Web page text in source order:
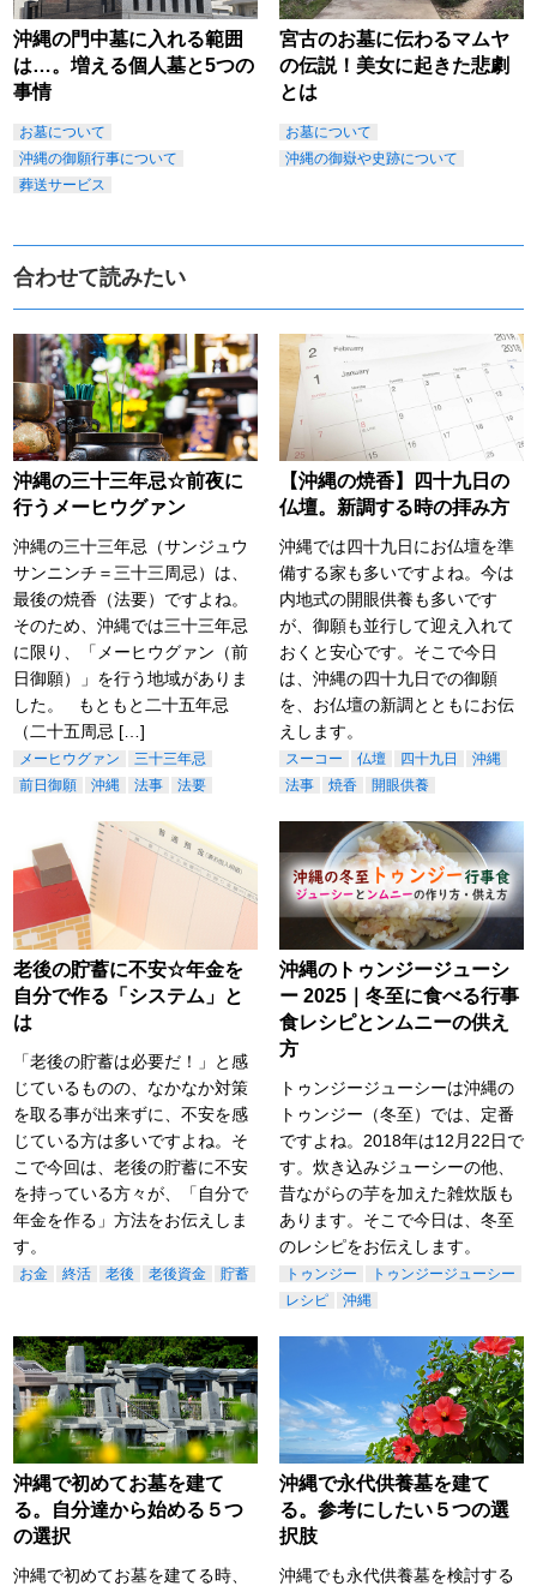
沖縄の門中墓に入れる範囲
は…。増える個人墓と5つの
事情
お墓について
沖縄の御願行事について
葬送サービス
宮古のお墓に伝わるマムヤ
の伝説！美女に起きた悲劇
とは
お墓について
沖縄の御嶽や史跡について
合わせて読みたい
沖縄の三十三年忌☆前夜に
行うメーヒウグァン
沖縄の三十三年忌（サンジュウ
サンニンチ＝三十三周忌）は、
最後の焼香（法要）ですよね。
そのため、沖縄では三十三年忌
に限り、「メーヒウグァン（前
日御願）」を行う地域がありま
した。 もともと二十五年忌
（二十五周忌 […]
メーヒウグァン
三十三年忌
前日御願
沖縄 法事 法要
【沖縄の焼香】四十九日の
仏壇。新調する時の拝み方
沖縄では四十九日にお仏壇を準
備する家も多いですよね。今は
内地式の開眼供養も多いです
が、御願も並行して迎え入れて
おくと安心です。そこで今日
は、沖縄の四十九日での御願
を、お仏壇の新調とともにお伝
えします。
スーコー 仏壇 四十九日
沖縄
法事
焼香 開眼供養
老後の貯蓄に不安☆年金を
自分で作る「システム」と
は
「老後の貯蓄は必要だ！」と感
じているものの、なかなか対策
を取る事が出来ずに、不安を感
じている方は多いですよね。そ
こで今回は、老後の貯蓄に不安
を持っている方々が、「自分で
年金を作る」方法をお伝えしま
す。
お金 終活 老後 老後資金 貯蓄
沖縄のトゥンジージューシ
ー 2025｜冬至に食べる行事
食レシピとンムニーの供え
方
トゥンジージューシーは沖縄の
トゥンジー（冬至）では、定番
ですよね。2018年は12月22日で
す。炊き込みジューシーの他、
昔ながらの芋を加えた雑炊版も
あります。そこで今日は、冬至
のレシピをお伝えします。
トゥンジー
トゥンジージューシー
レシピ
沖縄
沖縄で初めてお墓を建て
る。自分達から始める５つ
の選択
沖縄で初めてお墓を建てる時、
沖縄で永代供養墓を建て
る。参考にしたい５つの選
択肢
沖縄でも永代供養墓を検討する